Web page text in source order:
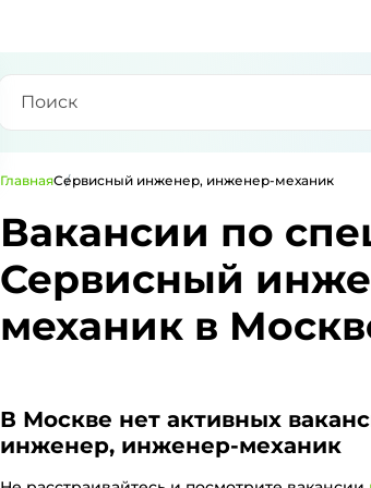
ГлавнаяСервисный инженер, инженер-механик
Вакансии по
Сервисный
механик в
В Москве нет активных
инженер, инженер-механик